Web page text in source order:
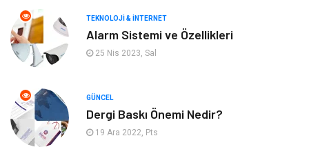
Bilgisayar & Yazılım Genel Kültür
Mobilya
Turizm
Plaka Tanıma Sistemleri Hediyelik Eşya
TEKNOLOJI & İNTERNET
Alarm Sistemi ve Özellikleri
25 Nis 2023, Sal
GÜNCEL
Dergi Baskı Önemi Nedir?
19 Ara 2022, Pts